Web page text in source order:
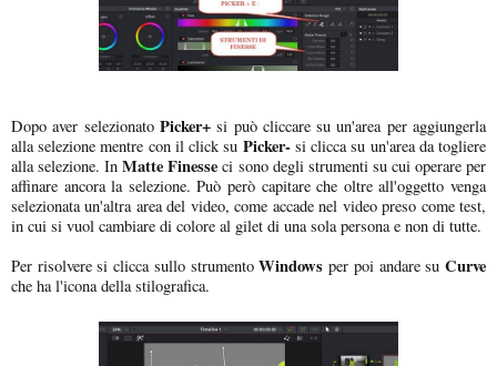
Dopo aver selezionatoPicker+si può cliccare su un'area per aggiungerla
alla selezione mentre con il click su Picker-si clicca su un'area da togliere
alla selezione. InMatte Finesse ci sono degli strumenti su cui operare per
affinare ancora la selezione. Può però capitare che oltre all'oggetto venga
selezionata un'altra area del video, come accade nel video preso come test,
in cui si vuol cambiare di colore al gilet di una sola persona e non di tutte.
Per risolvere si clicca sullo strumentoWindows per poi andare su Curve
che ha l'icona della stilografica.